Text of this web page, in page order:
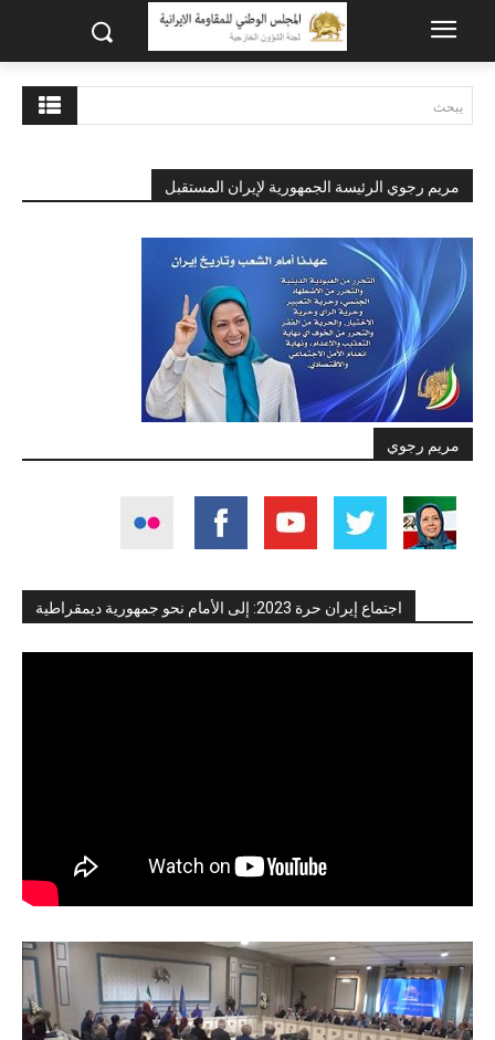
يبحث
مريم رجوي الرئيسة الجمهورية لإيران المستقبل
مريم رجوي
اجتماع إيران حرة 2023: إلى الأمام نحو جمهورية ديمقراطية